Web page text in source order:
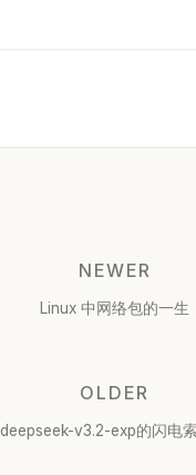
NEWER
Linux 中网络包的一生
OLDER
deepseek-v3.2-exp的闪电